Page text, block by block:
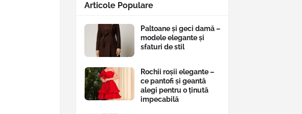
Articole Populare
Paltoane și geci damă –
modele elegante și
sfaturi de stil
Rochii roșii elegante –
ce pantofi și geantă
alegi pentru o ținută
impecabilă